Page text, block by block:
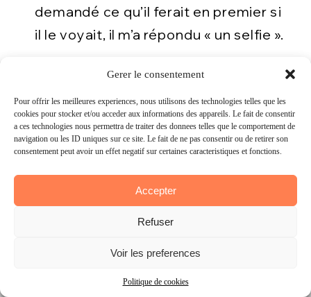
Gérer le consentement
Pour offrir les meilleures expériences, nous utilisons des technologies telles que les
cookies pour stocker et/ou accéder aux informations des appareils. Le fait de consentir
à ces technologies nous permettra de traiter des données telles que le comportement de
navigation ou les ID uniques sur ce site. Le fait de ne pas consentir ou de retirer son
consentement peut avoir un effet négatif sur certaines caractéristiques et fonctions.
Accepter
Refuser
Voir les préférences
Politique de cookies
demandé ce qu’il ferait en premier si
il le voyait, il m’a répondu « un selfie ».
Bilel
Gerer le consentement
Pour offrir les meilleures experiences, nous utilisons des technologies telles que les
cookies pour stocker et/ou acceder aux informations des appareils. Le fait de consentir
a ces technologies nous permettra de traiter des donnees telles que le comportement de
navigation ou les ID uniques sur ce site. Le fait de ne pas consentir ou de retirer son
consentement peut avoir un effet negatif sur certaines caracteristiques et fonctions.
Accepter
Refuser
Voir les preferences
Politique de cookies